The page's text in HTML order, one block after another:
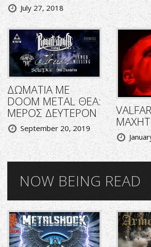
July 27, 2018
ΔΩΜΑΤΙΑ ΜΕ
DOOM METAL ΘΕΑ:
ΜΕΡΟΣ ΔΕΥΤΕΡΟΝ
September 20, 2019
NOW BEING READ